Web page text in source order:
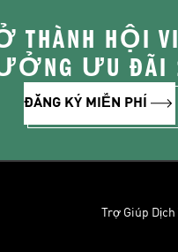
THÀNH HỘI
ƯU ĐÃI
ĐĂNG KÝ MIỄN PHÍ
Trợ Giúp